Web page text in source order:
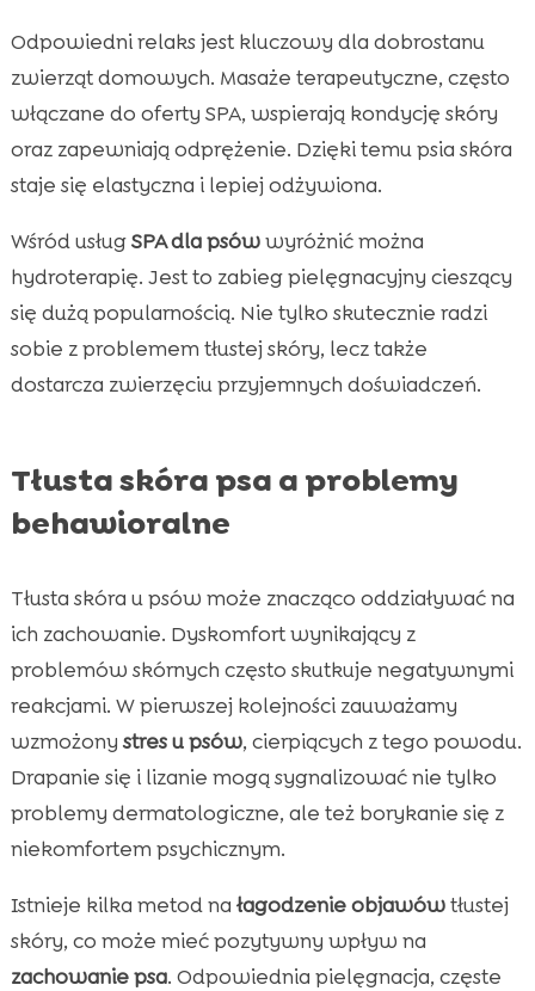
Odpowiedni relaks jest kluczowy dla dobrostanu
zwierząt domowych. Masaże terapeutyczne, często
włączane do oferty SPA, wspierają kondycję skóry
oraz zapewniają odprężenie. Dzięki temu psia skóra
staje się elastyczna i lepiej odżywiona.
Wśród usługSPA dla psówwyróżnić można
hydroterapię. Jest to zabieg pielęgnacyjny cieszący
się dużą popularnością. Nie tylko skutecznie radzi
sobie z problemem tłustej skóry, lecz także
dostarcza zwierzęciu przyjemnych doświadczeń.
Tłusta skóra psa a problemy
behawioralne
Tłusta skóra u psów może znacząco oddziaływać na
ich zachowanie. Dyskomfort wynikający z
problemów skórnych często skutkuje negatywnymi
reakcjami. W pierwszej kolejności zauważamy
wzmożony stres u psów, cierpiących z tego powodu.
Drapanie się i lizanie mogą sygnalizować nie tylko
problemy dermatologiczne, ale też borykanie się z
niekomfortem psychicznym.
Istnieje kilka metod na łagodzenie objawówtłustej
skóry, co może mieć pozytywny wpływ na
zachowanie psa. Odpowiednia pielęgnacja, częste